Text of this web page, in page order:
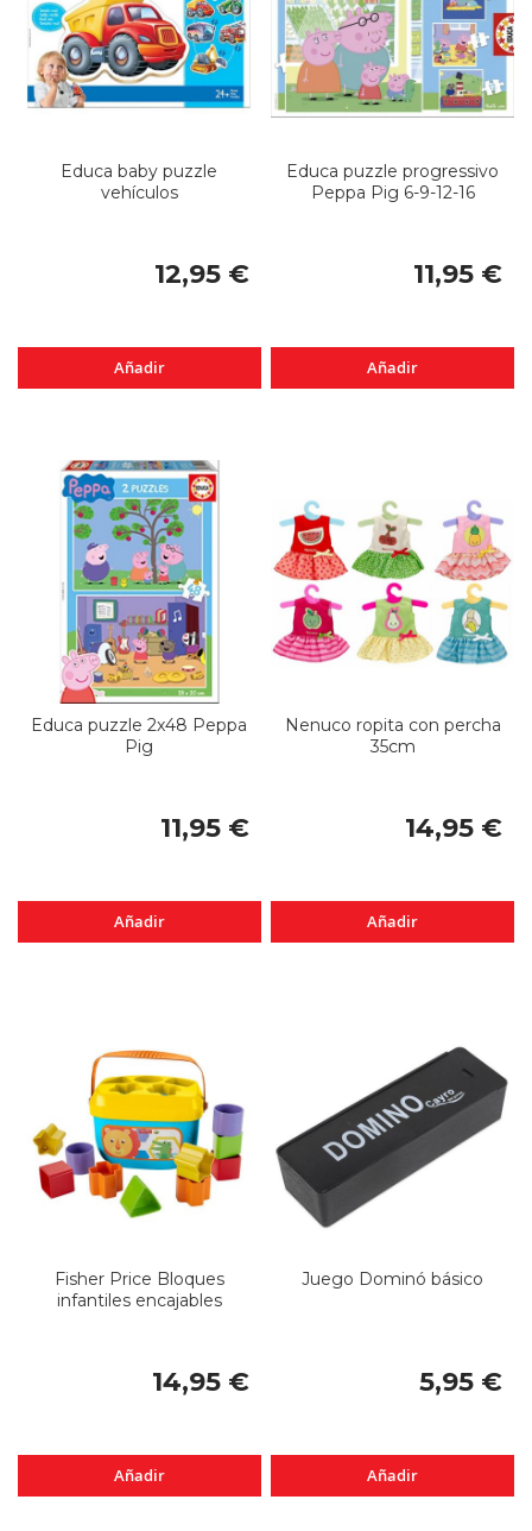
Educa baby puzzle
vehículos
12,95 €
Añadir
Educa puzzle progressivo
Peppa Pig 6-9-12-16
11,95 €
Añadir
Educa puzzle 2x48 Peppa
Pig
11,95 €
Añadir
Nenuco ropita con percha
35cm
14,95 €
Añadir
Fisher Price Bloques
infantiles encajables
14,95 €
Añadir
Juego Dominó básico
5,95 €
Añadir